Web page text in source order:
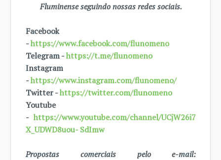
Fluminense seguindo nossas redes sociais.
Facebook
-https://www.facebook.com/flunomeno
Telegram -https://t.me/flunomeno
Instagram
-https://www.instagram.com/flunomeno/
Twitter -https://twitter.com/flunomeno
Youtube
-https://www.youtube.com/channel/UCjW26i7
X_UDWD8uou- SdImw
Propostas comerciais pelo e-mail: